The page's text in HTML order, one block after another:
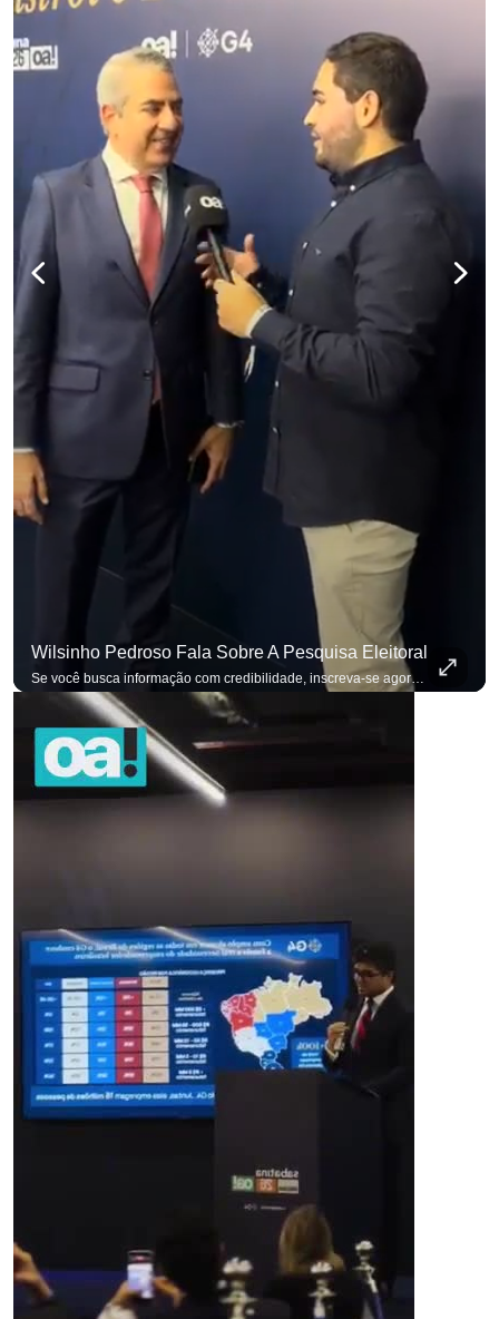
para não perder nenhuma atualização! Ouça O Antagonista nos principais
Wilsinho Pedroso Fala Sobre A Pesquisa Eleitoral
Se você busca informação com credibilidade, inscreva-se agora e ative o